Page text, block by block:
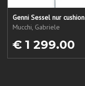
Genni Sessel nur cushion
Mucchi, Gabriele
€ 1 299.00